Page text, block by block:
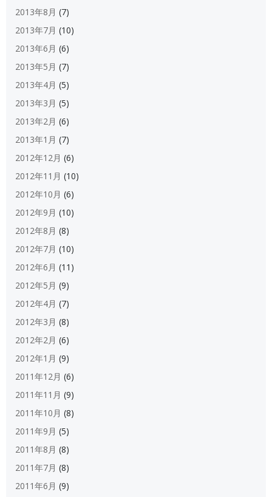
2013年8月 (7)
2013年7月 (10)
2013年6月 (6)
2013年5月 (7)
2013年4月 (5)
2013年3月 (5)
2013年2月 (6)
2013年1月 (7)
2012年12月 (6)
2012年11月 (10)
2012年10月 (6)
2012年9月 (10)
2012年8月 (8)
2012年7月 (10)
2012年6月 (11)
2012年5月 (9)
2012年4月 (7)
2012年3月 (8)
2012年2月 (6)
2012年1月 (9)
2011年12月 (6)
2011年11月 (9)
2011年10月 (8)
2011年9月 (5)
2011年8月 (8)
2011年7月 (8)
2011年6月 (9)